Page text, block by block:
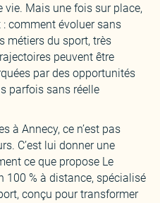
vie. Mais une fois sur place,
comment évoluer sans
métiers du sport, très
peuvent être
par des opportunités
parfois sans réelle
à Annecy, ce n’est pas
C’est lui donner une
ce que propose Le
100 % à distance, spécialisé
conçu pour transformer